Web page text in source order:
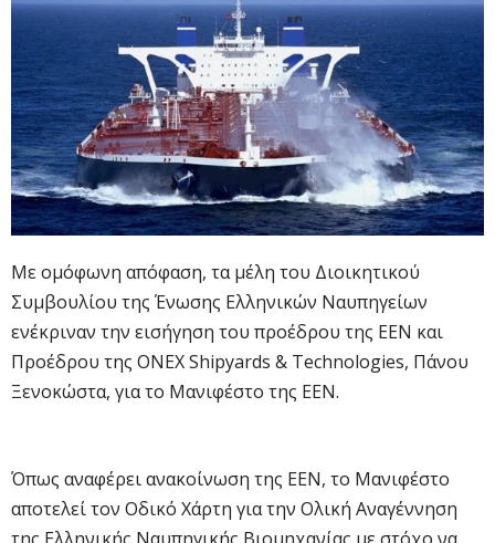
Με ομόφωνη απόφαση, τα μέλη του Διοικητικού
Συμβουλίου της Ένωσης Ελληνικών Ναυπηγείων
ενέκριναν την εισήγηση του προέδρου της ΕΕΝ και
Προέδρου της ONEX Shipyards & Technologies, Πάνου
Ξενοκώστα, για το Μανιφέστο της ΕΕΝ.
Όπως αναφέρει ανακοίνωση της ΕΕΝ, το Μανιφέστο
αποτελεί τον Οδικό Χάρτη για την Ολική Αναγέννηση